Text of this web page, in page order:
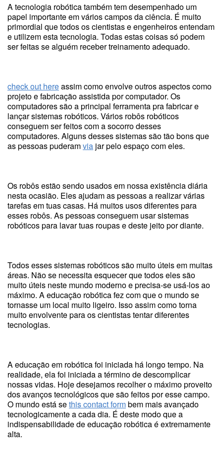
A tecnologia robótica também tem desempenhado um
papel importante em vários campos da ciência. É muito
primordial que todos os cientistas e engenheiros entendam
e utilizem esta tecnologia. Todas estas coisas só podem
ser feitas se alguém receber treinamento adequado.
check out hereassim como envolve outros aspectos como
projeto e fabricação assistida por computador. Os
computadores são a principal ferramenta pra fabricar e
lançar sistemas robóticos. Vários robôs robóticos
conseguem ser feitos com a socorro desses
computadores. Alguns desses sistemas são tão bons que
as pessoas puderamvia jar pelo espaço com eles.
Os robôs estão sendo usados em nossa existência diária
nesta ocasião. Eles ajudam as pessoas a realizar várias
tarefas em tuas casas. Há muitos usos diferentes para
esses robôs. As pessoas conseguem usar sistemas
robóticos para lavar tuas roupas e deste jeito por diante.
Todos esses sistemas robóticos são muito úteis em muitas
áreas. Não se necessita esquecer que todos eles são
muito úteis neste mundo moderno e precisa-se usá-los ao
máximo. A educação robótica fez com que o mundo se
tornasse um local muito ligeiro. Isso assim como torna
muito envolvente para os cientistas tentar diferentes
tecnologias.
A educação em robótica foi iniciada há longo tempo. Na
realidade, ela foi iniciada a término de descomplicar
nossas vidas. Hoje desejamos recolher o máximo proveito
dos avanços tecnológicos que são feitos por esse campo.
O mundo está sethis contact formbem mais avançado
tecnologicamente a cada dia. É deste modo que a
indispensabilidade de educação robótica é extremamente
alta.